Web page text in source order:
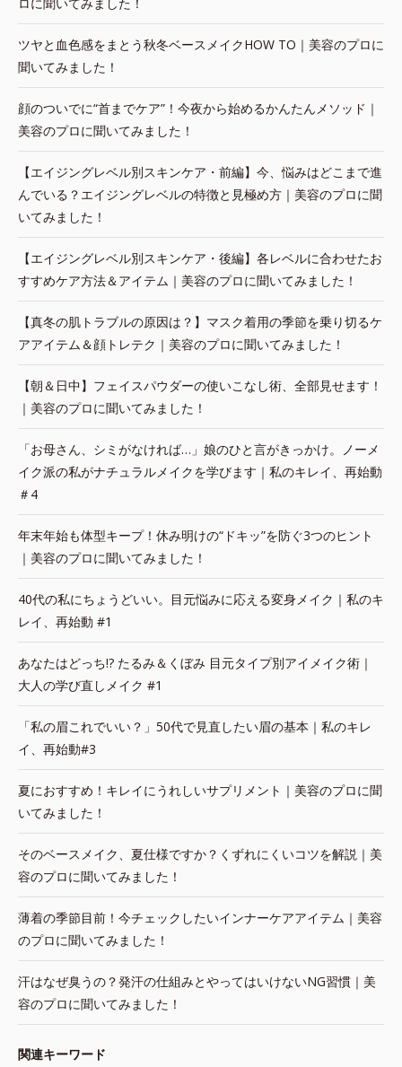
ツヤと血色感をまとう秋冬ベースメイクHOW TO｜美容のプロに
聞いてみました！
顔のついでに“首までケア”！今夜から始めるかんたんメソッド｜
美容のプロに聞いてみました！
【エイジングレベル別スキンケア・前編】今、悩みはどこまで進
んでいる？エイジングレベルの特徴と見極め方｜美容のプロに聞
いてみました！
【エイジングレベル別スキンケア・後編】各レベルに合わせたお
すすめケア方法＆アイテム｜美容のプロに聞いてみました！
【真冬の肌トラブルの原因は？】マスク着用の季節を乗り切るケ
アアイテム＆顔トレテク｜美容のプロに聞いてみました！
【朝＆日中】フェイスパウダーの使いこなし術、全部見せます！
｜美容のプロに聞いてみました！
「お母さん、シミがなければ…」娘のひと言がきっかけ。ノーメ
イク派の私がナチュラルメイクを学びます｜私のキレイ、再始動
＃4
年末年始も体型キープ！休み明けの“ドキッ”を防ぐ3つのヒント
｜美容のプロに聞いてみました！
40代の私にちょうどいい。目元悩みに応える変身メイク｜私のキ
レイ、再始動 #1
あなたはどっち!? たるみ＆くぼみ 目元タイプ別アイメイク術｜
大人の学び直しメイク #1
「私の眉これでいい？」50代で見直したい眉の基本｜私のキレ
イ、再始動#3
夏におすすめ！キレイにうれしいサプリメント｜美容のプロに聞
いてみました！
そのベースメイク、夏仕様ですか？くずれにくいコツを解説｜美
容のプロに聞いてみました！
薄着の季節目前！今チェックしたいインナーケアアイテム｜美容
のプロに聞いてみました！
汗はなぜ臭うの？発汗の仕組みとやってはいけないNG習慣｜美
容のプロに聞いてみました！
関連キーワード